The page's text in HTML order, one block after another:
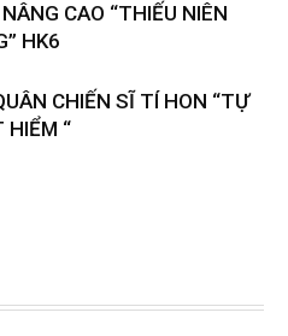
CAO “THIẾU NIÊN
HK6
CHIẾN SĨ TÍ HON “TỰ
HIỂM “